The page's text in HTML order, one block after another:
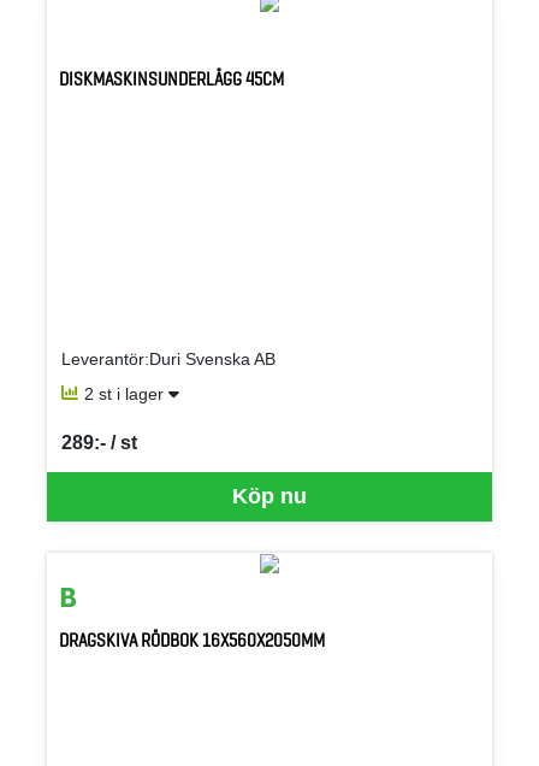
DISKMASKINSUNDERLÄGG 45CM
Leverantör:Duri Svenska AB
2 st i lager
Köp nu
289:- / st
SEK per ST
DRAGSKIVA RÖDBOK 16X560X2050MM